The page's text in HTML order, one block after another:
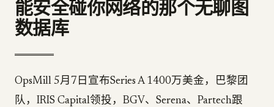
能安全碰你网络的那个无聊图
数据库
OpsMill 5月7日宣布Series A 1400万美金，巴黎团
队，IRIS Capital领投，BGV、Serena、Partech跟